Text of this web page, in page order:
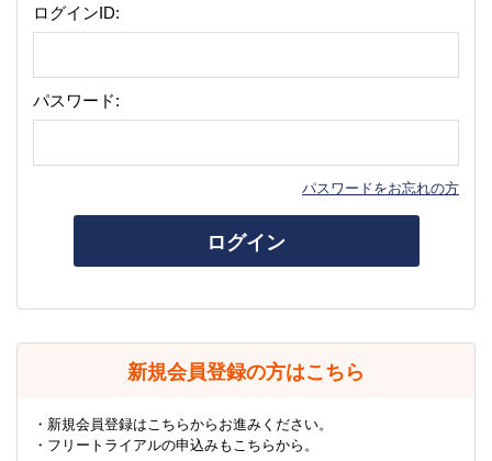
ログインID:
パスワード:
パスワードをお忘れの方
ログイン
新規会員登録の方はこちら
・新規会員登録はこちらからお進みください。
・フリートライアルの申込みもこちらから。